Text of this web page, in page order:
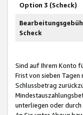
Option 3 (Scheck)
Scheck
Sind auf Ihrem Konto
Frist von sieben
Schlussbetrag
unterliegen oder